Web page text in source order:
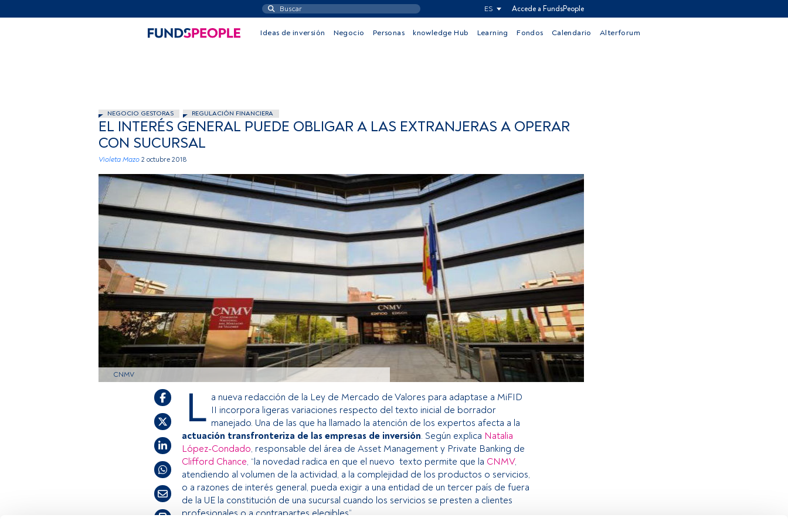
ES Accede a FundsPeople
Ideas de inversión Negocio Personas knowledge Hub Learning Fondos Calendario Alterforum
NEGOCIO GESTORAS REGULACIÓN FINANCIERA
EL INTERÉS GENERAL PUEDE OBLIGAR A LAS EXTRANJERAS A OPERAR
CON SUCURSAL
Violeta Mazo 2 octubre 2018
CNMV
L a nueva redacción de la Ley de Mercado de Valores para adaptase a MiFID
II incorpora ligeras variaciones respecto del texto inicial de borrador
manejado. Una de las que ha llamado la atención de los expertos afecta a la
actuación transfronteriza de las empresas de inversión. Según explica Natalia
López-Condado, responsable del área de Asset Management y Private Banking de
Clifford Chance, “la novedad radica en que el nuevo texto permite que la CNMV,
atendiendo al volumen de la actividad, a la complejidad de los productos o servicios,
o a razones de interés general, pueda exigir a una entidad de un tercer país de fuera
de la UE la constitución de una sucursal cuando los servicios se presten a clientes
profesionales o a contrapartes elegibles”.